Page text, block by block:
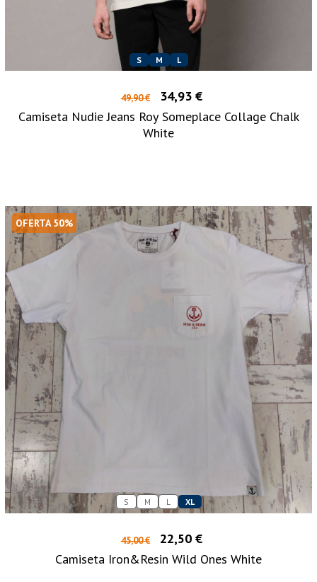
S M L
49,90 €
34,93 €
Camiseta Nudie Jeans Roy Someplace Collage Chalk
White
OFERTA 50%
S M L XL
45,00 €
22,50 €
Camiseta Iron&Resin Wild Ones White